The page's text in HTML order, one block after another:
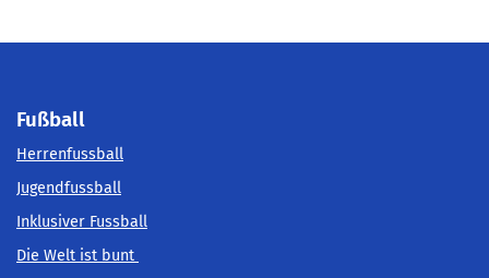
Fußball
Herrenfussball
Jugendfussball
Inklusiver Fussball
Die Welt ist bunt